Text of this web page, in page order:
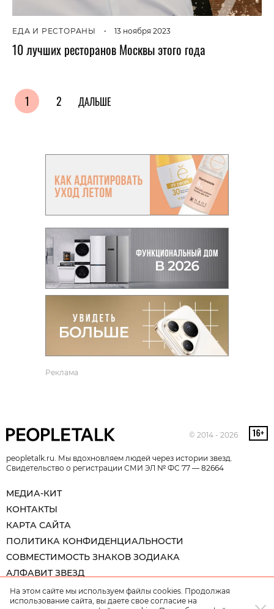
ЕДА И РЕСТОРАНЫ • 13 ноября 2023
10 лучших ресторанов Москвы этого года
1 2 ДАЛЬШЕ
Реклама
© 2014 - 2026
peopletalk.ru. Мы вдохновляем людей через истории звезд.
Свидетельство о регистрации СМИ ЭЛ № ФС 77 — 82664
МЕДИА-КИТ
КОНТАКТЫ
КАРТА САЙТА
ПОЛИТИКА КОНФИДЕНЦИАЛЬНОСТИ
СОВМЕСТИМОСТЬ ЗНАКОВ ЗОДИАКА
АЛФАВИТ ЗВЕЗД
На этом сайте мы используем файлы cookies. Продолжая
использование сайта, вы даете свое согласие на